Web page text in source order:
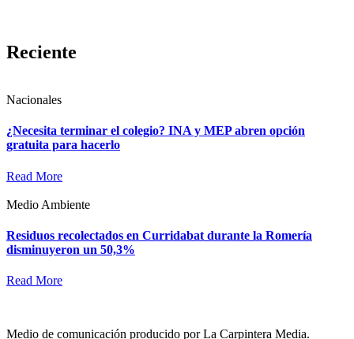
Reciente
Nacionales
¿Necesita terminar el colegio? INA y MEP abren opción
gratuita para hacerlo
Read More
Medio Ambiente
Residuos recolectados en Curridabat durante la Romería
disminuyeron un 50,3%
Read More
Medio de comunicación producido por La Carpintera Media.